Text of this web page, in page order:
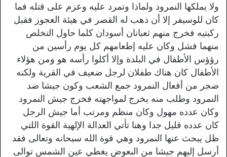
ولا يملكها النمرود ولماذا وتمرد عليه وعزم على قتله فما
كان للوسيفر إلا أن ذهب له القصر في هيئة العجوز فقبل
ركبتيه فخرج منهم ثعبانان أسودان كلما حاول التخلص
منهما فشل وكان عليه إطعامهم كل يوم رأسين من
رؤؤس الأطفال في البلدة وإلا أكلوا رأسه هو ومن هؤلاء
الأطفال كان هناك طفلان لرجل ضعيف في القرية ولكنه
ضجر من أفعال النمرود جمع الشعب وكون جيشا ضد
النمرود وطلب منه يخرج لمواجهته فخرج جيش النمرود
وكان عدده مهول وكان منظم ومرتب أما جيش الرجل
كان عدده قليل جدا وهنا تأتي العدالة الإلهية القوة اللتي
ظل يبحث عنها النمرود وهي قوة الله سبحانه وتعالى فقد
أرسل إليهم جيشا من البعوض يغطي عين الشمس توالى